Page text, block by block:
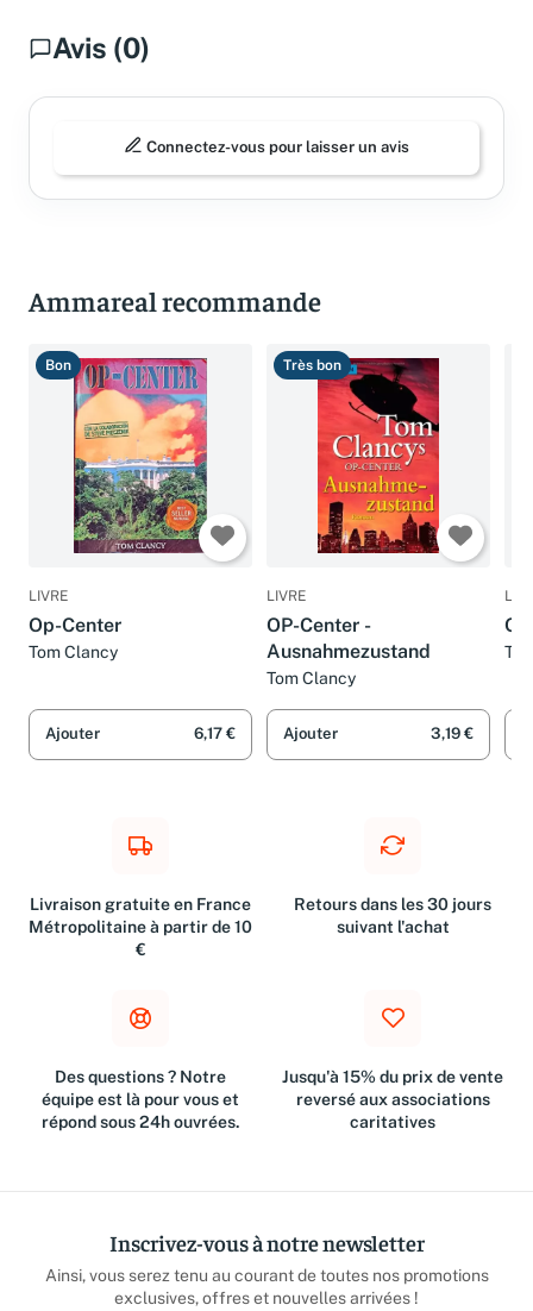
Avis (0)
Connectez-vous pour laisser un avis
Ammareal recommande
Bon
LIVRE
Op-Center
Tom Clancy
Ajouter 6,17 €
Très bon
LIVRE
OP-Center -
Ausnahmezustand
Tom Clancy
Ajouter 3,19 €
Livraison gratuite en France
Métropolitaine à partir de 10
€
Retours dans les 30 jours
suivant l'achat
Des questions ? Notre
équipe est là pour vous et
répond sous 24h ouvrées.
Jusqu'à 15% du prix de vente
reversé aux associations
caritatives
Inscrivez-vous à notre newsletter
Ainsi, vous serez tenu au courant de toutes nos promotions
exclusives, offres et nouvelles arrivées !